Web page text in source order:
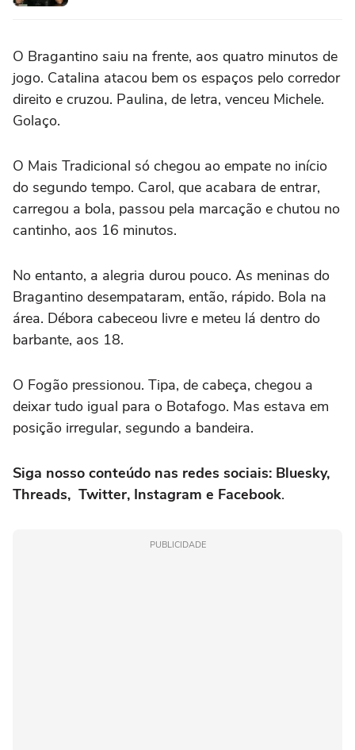
O Bragantino saiu na frente, aos quatro minutos de
jogo. Catalina atacou bem os espaços pelo corredor
direito e cruzou. Paulina, de letra, venceu Michele.
Golaço.
O Mais Tradicional só chegou ao empate no início
do segundo tempo. Carol, que acabara de entrar,
carregou a bola, passou pela marcação e chutou no
cantinho, aos 16 minutos.
No entanto, a alegria durou pouco. As meninas do
Bragantino desempataram, então, rápido. Bola na
área. Débora cabeceou livre e meteu lá dentro do
barbante, aos 18.
O Fogão pressionou. Tipa, de cabeça, chegou a
deixar tudo igual para o Botafogo. Mas estava em
posição irregular, segundo a bandeira.
Siga nosso conteúdo nas redes sociais: Bluesky,
Threads, Twitter, Instagram e Facebook.
PUBLICIDADE